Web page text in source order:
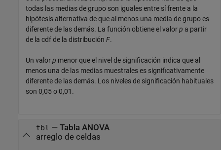
todas las medias de grupo son iguales entre sí frente a la
hipótesis alternativa de que al menos una media de grupo es
diferente de las demás. La función obtiene el valorp a partir
de la cdf de la distribución F.
Un valorp menor que el nivel de significación indica que al
menos una de las medias muestrales es significativamente
diferente de las demás. Los niveles de significación habituales
son 0,05 o 0,01.
tbl — Tabla ANOVA
arreglo de celdas